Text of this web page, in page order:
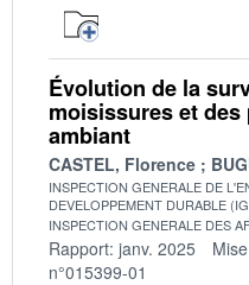
Évolution de la
moisissures et
ambiant
CASTEL, Florence
INSPECTION GENERALE DE
DEVELOPPEMENT DURABLE
INSPECTION GENERALE DES
Rapport: janv. 2025
n°015399-01